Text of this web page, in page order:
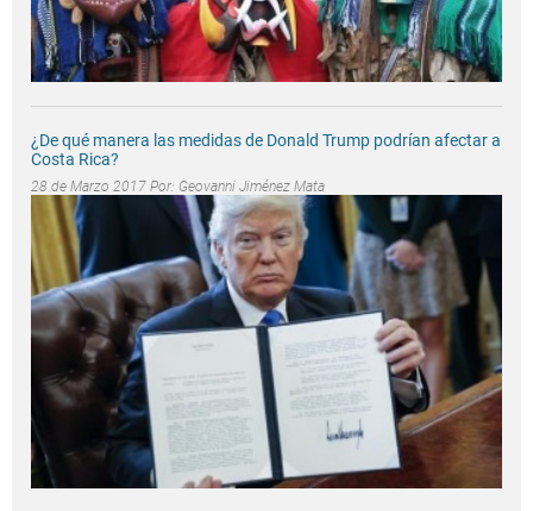
¿De qué manera las medidas de Donald Trump podrían afectar a
Costa Rica?
28 de Marzo 2017 Por: Geovanni Jiménez Mata